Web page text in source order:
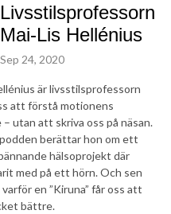
Livsstilsprofessorn
Mai-Lis Hellénius
Sep 24, 2020
är livsstilsprofessorn
att förstå motionens
utan att skriva oss på näsan.
berättar hon om ett
hälsoprojekt där
med på ett hörn. Och sen
en ”Kiruna” får oss att
bättre.